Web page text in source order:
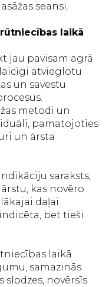
seansi.
laikā
jau pavisam agrā
atvieglotu
un savestu
metodi un
pamatojoties
un ārsta
saraksts,
kas novēro
daļai
bet tieši
laikā
samazinās
novērsīs